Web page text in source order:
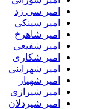
امیر سی زد
امیر سینکی
امیر شاهرخ
امیر شفیعی
امیر شکاری
امیر شهراینی
امیر شهیار
امیر شیرازی
امیر شیردلان